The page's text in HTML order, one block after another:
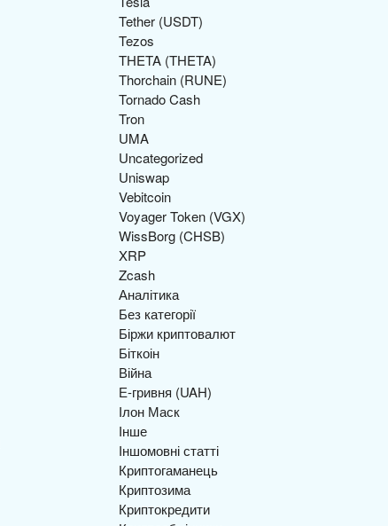
Tether (USDT)
Tezos
THETA (THETA)
Thorchain (RUNE)
Tornado Cash
Tron
UMA
Uncategorized
Uniswap
Vebitcoin
Voyager Token (VGX)
WissBorg (CHSB)
XRP
Zcash
Аналітика
Без категорії
Біржи криптовалют
Біткоін
Війна
Е-гривня (UAH)
Ілон Маск
Інше
Іншомовні статті
Криптогаманець
Криптозима
Криптокредити